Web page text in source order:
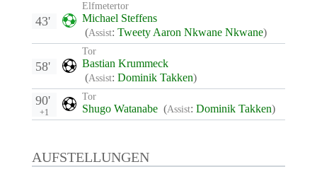
Elfmetertor
Michael Steffens
(Assist: Tweety Aaron Nkwane Nkwane)
43'
Tor
Bastian Krummeck
(Assist: Dominik Takken)
58'
Tor
Shugo Watanabe (Assist: Dominik Takken)
90'
+1
AUFSTELLUNGEN